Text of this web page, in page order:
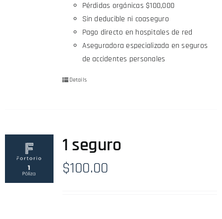
Pérdidas orgánicas $100,000
Sin deducible ni coaseguro
Pago directo en hospitales de red
Aseguradora especializada en seguros
de accidentes personales
Details
1 seguro
$100.00